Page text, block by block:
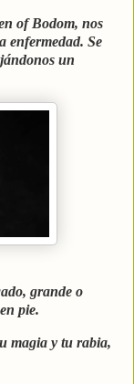
of Bodom, nos
enfermedad. Se
un
grande o
pie.
magia y tu rabia,